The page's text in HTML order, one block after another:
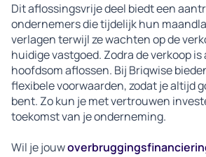
Dit aflossingsvrije deel biedt een
ondernemers die tijdelijk hun
verlagen terwijl ze wachten op de
huidige vastgoed. Zodra de verkoop
hoofdsom aflossen. Bij Briqwise
flexibele voorwaarden, zodat je altijd
bent. Zo kun je met vertrouwen
toekomst van je onderneming.
Wil je jouw